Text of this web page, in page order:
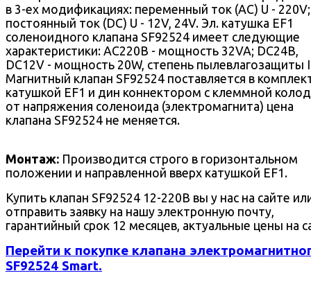
в 3-ех модификациях: переменный ток (AC) U - 220V;
постоянный ток (DC) U - 12V, 24V. Эл. катушка EF1
соленоидного клапана SF92524 имеет следующие
характеристики: AC220В - мощность 32VA; DC24В,
DC12V - мощность 20W, степень пылевлагозащиты
Магнитный клапан SF92524 поставляется в
катушкой EF1 и дин коннектором с клеммной
от напряжения соленоида (электромагнита) цена
клапана SF92524 не меняется.
Монтаж: Производится строго в горизонтальном
положении и направленной вверх катушкой EF1.
Купить клапан SF92524 12-220В вы у нас на сайте
отправить заявку на нашу электронную почту,
гарантийный срок 12 месяцев, актуальные цены на
Перейти к покупке клапана
SF92524 Smart.